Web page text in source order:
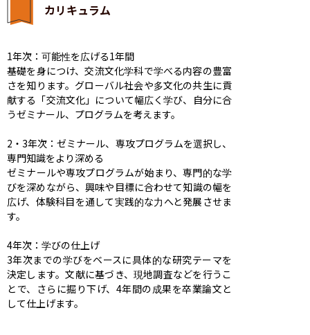
カリキュラム
1年次：可能性を広げる1年間
基礎を身につけ、交流文化学科で学べる内容の豊富
さを知ります。グローバル社会や多文化の共生に貢
献する「交流文化」について幅広く学び、自分に合
うゼミナール、プログラムを考えます。
2・3年次：ゼミナール、専攻プログラムを選択し、
専門知識をより深める
ゼミナールや専攻プログラムが始まり、専門的な学
びを深めながら、興味や目標に合わせて知識の幅を
広げ、体験科目を通して実践的な力へと発展させま
す。
4年次：学びの仕上げ
3年次までの学びをベースに具体的な研究テーマを
決定します。文献に基づき、現地調査などを行うこ
とで、さらに掘り下げ、4年間の成果を卒業論文と
して仕上げます。